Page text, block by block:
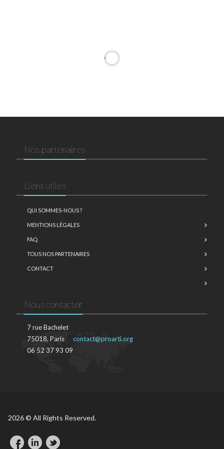
Nos partenaires
Liens utiles
QUI SOMMES-NOUS ?
MENTIONS LÉGALES
FAQ
TOUS NOS PARTENAIRES
CONTACT
Nous contacter
7 rue Bachelet
75018, Paris
06 52 37 93 09
contact@proarti.org
2026 © All Rights Reserved.